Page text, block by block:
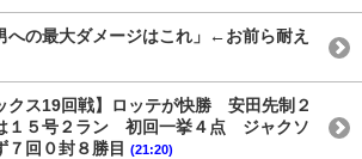
への最大ダメージはこれ」←お前ら耐え
クス19回戦】ロッテが快勝 安田先制２
１５号２ラン 初回一挙４点 ジャクソ
７回０封８勝目 (21:20)